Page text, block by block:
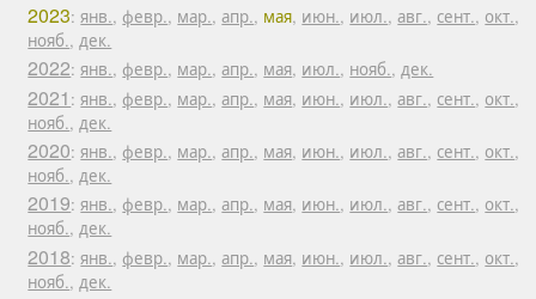
2023:янв., февр., мар.,апр., мая, июн., июл.,авг., сент., окт.,
нояб.,дек.
2022:янв., февр., мар.,апр., мая, июл., нояб.,дек.
2021 :янв., февр., мар.,апр., мая, июн., июл.,авг., сент., окт.,
нояб., дек.
2020:янв., февр., мар.,апр., мая, июн., июл.,авг., сент., окт.,
нояб.,дек.
2019:янв., февр., мар.,апр., мая, июн., июл.,авг., сент., окт.,
нояб.,дек.
2018:янв., февр., мар.,апр., мая, июн., июл.,авг., сент., окт.,
нояб., дек.